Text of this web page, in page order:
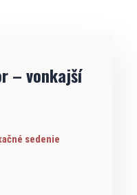
– vonkajší
sedenie